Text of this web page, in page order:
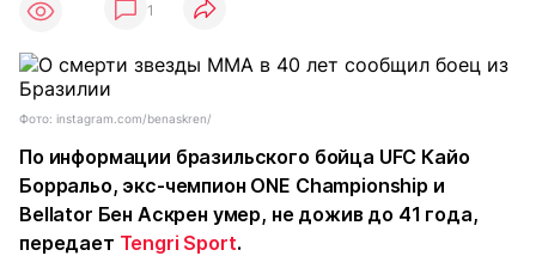
1
Фото: instagram.com/benaskren/
По информации бразильского бойца UFC Кайо
Борральо, экс-чемпион ONE Championship и
Bellator Бен Аскрен умер, не дожив до 41 года,
передает Tengri Sport.